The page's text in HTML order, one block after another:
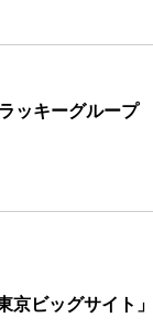
ッキーグループ
京ビッグサイト